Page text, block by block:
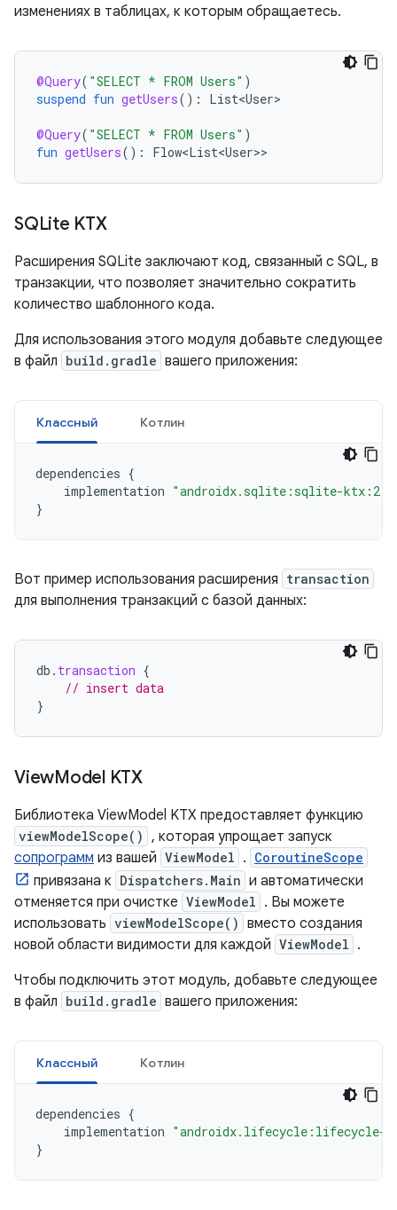
изменениях в таблицах, к которым обращаетесь.
@Query( "SELECT * FROM Users" )
suspend fun getUsers(): List<User>
@Query( "SELECT * FROM Users" )
fun getUsers(): Flow<List<User>
SQLite KTX
Расширения SQLite заключают код, связанный с SQL, в
транзакции, что позволяет значительно сократить
количество шаблонного кода.
Для использования этого модуля добавьте следующее
в файл build.gradle вашего приложения:
Классный Котлин
dependencies {
implementation "androidx.sqlite:sqlite-
}
Вот пример использования расширения transaction
для выполнения транзакций с базой данных:
db . transaction {
// insert data
}
ViewModel KTX
Библиотека ViewModel KTX предоставляет функцию
viewModelScope() , которая упрощает запуск
сопрограмм из вашей ViewModel . CoroutineScope
привязана к Dispatchers.Main и автоматически
отменяется при очистке ViewModel . Вы можете
использовать viewModelScope() вместо создания
новой области видимости для каждой ViewModel .
Чтобы подключить этот модуль, добавьте следующее
в файл build.gradle вашего приложения:
Классный Котлин
dependencies {
implementation "androidx.lifecycle:lifecycle-
}